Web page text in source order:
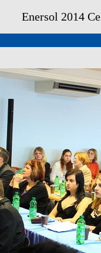
Enersol 2014